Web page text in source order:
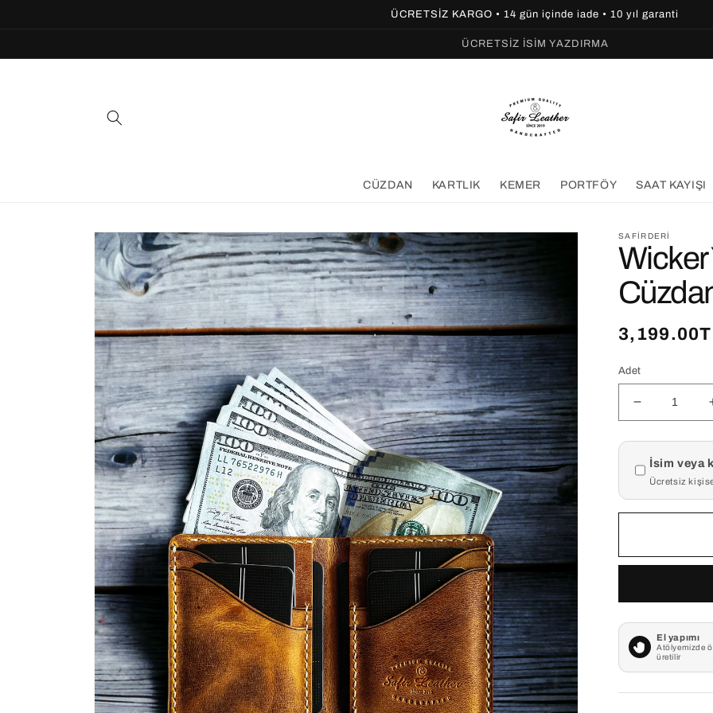
ÜCRETSİZ KARGO • 14 gün içinde iade • 10 yıl garanti
ÜCRETSİZ İSİM YAZDIRMA
CÜZDAN KARTLIK KEMER PORTFÖY SAAT KAYIŞI
Ürün
bilgisine
atla
SAFIRDERI
Wicker
Normal
Adet
Wicker
Yellow
Crazy
Deri
Cüzdan
adedi
Ürün
İsim veya
Ücretsiz
El yapımı
Atölyemizde
üretilir